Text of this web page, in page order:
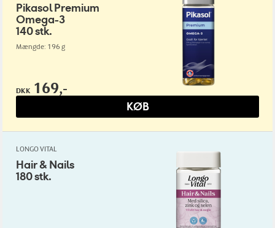
Pikasol Premium
Omega-3
140 stk.
Mængde: 196 g
DKK 169,-
KØB
LONGO VITAL
Hair & Nails
180 stk.